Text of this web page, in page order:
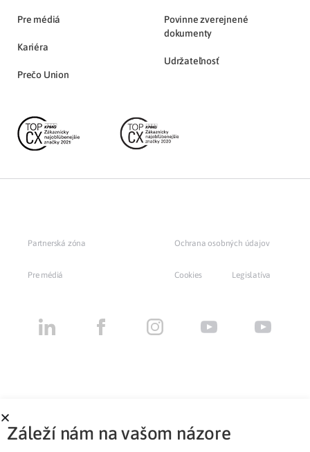
Pre médiá
Kariéra
Prečo Union
Povinne zverejnené
dokumenty
Udržateľnosť
Partnerská zóna
Pre médiá
Ochrana osobných údajov
Cookies Legislatíva
Záleží nám na vašom názore